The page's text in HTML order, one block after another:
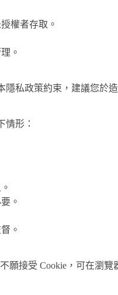
權者存取。
。
私政策約束，建議您於
情形：
。
。
願接受 Cookie，可在瀏